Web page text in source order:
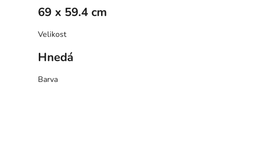
69 x 59.4 cm
Velikost
Hnedá
Barva